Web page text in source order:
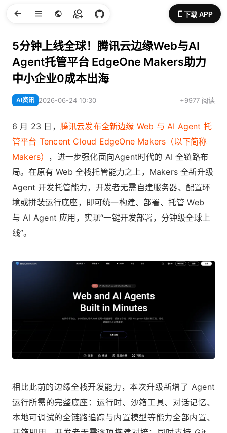
下载 APP
5分钟上线全球！腾讯云边缘Web与AI
Agent托管平台 EdgeOne Makers助力
中小企业0成本出海
AI资讯 2026-06-24 10:30 +9977 阅读
6 月 23 日， 腾讯云发布全新边缘 Web 与 AI Agent 托
管平台 Tencent Cloud EdgeOne Makers（以下简称
Makers） ，进一步强化面向Agent时代的 AI 全链路布
局。在原有 Web 全栈托管能力之上，Makers 全新升级
Agent 开发托管能力，开发者无需自建服务器、配置环
境或拼装运行底座，即可统一构建、部署、托管 Web
与 AI Agent 应用，实现“一键开发部署，分钟级全球上
线”。
相比此前的边缘全栈开发能力，本次升级新增了 Agent
运行所需的完整底座：运行时、沙箱工具、对话记忆、
本地可调试的全链路追踪与内置模型等能力全部内置、